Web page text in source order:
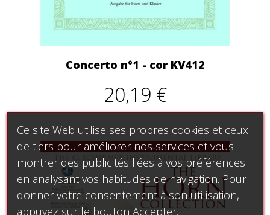
Concerto n°1 - cor KV412
20,19 €
Ce site Web utilise ses propres cookies et ceux
de tiers pour améliorer nos services et vous
montrer des publicités liées à vos préférences
en analysant vos habitudes de navigation. Pour
donner votre consentement à son utilisation,
appuyez sur le bouton Accepter.